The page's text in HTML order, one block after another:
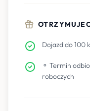
Dojazd do 100
⚬ Termin
roboczych